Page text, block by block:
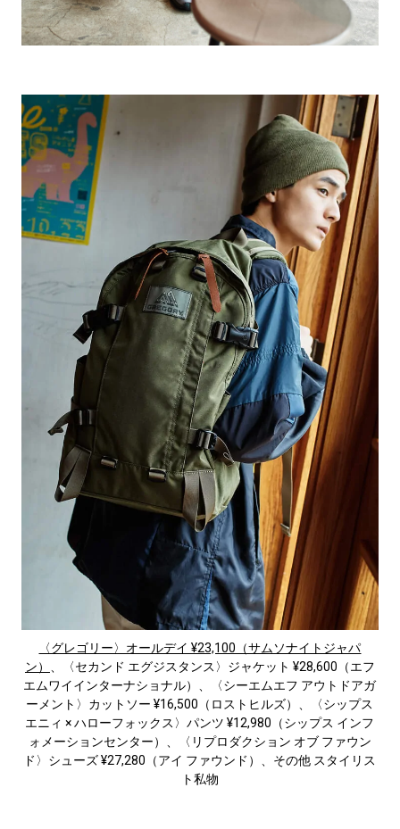
〈グレゴリー〉オールデイ ¥23,100（サムソナイトジャパ
ン）
、〈セカンド エグジスタンス〉ジャケット ¥28,600（エフ
エムワイインターナショナル）、〈シーエムエフ アウトドアガ
ーメント〉カットソー ¥16,500（ロストヒルズ）、〈シップス
エニィ × ハローフォックス〉パンツ ¥12,980（シップス インフ
ォメーションセンター）、〈リプロダクション オブ ファウン
ド〉シューズ ¥27,280（アイ ファウンド）、その他 スタイリス
ト私物